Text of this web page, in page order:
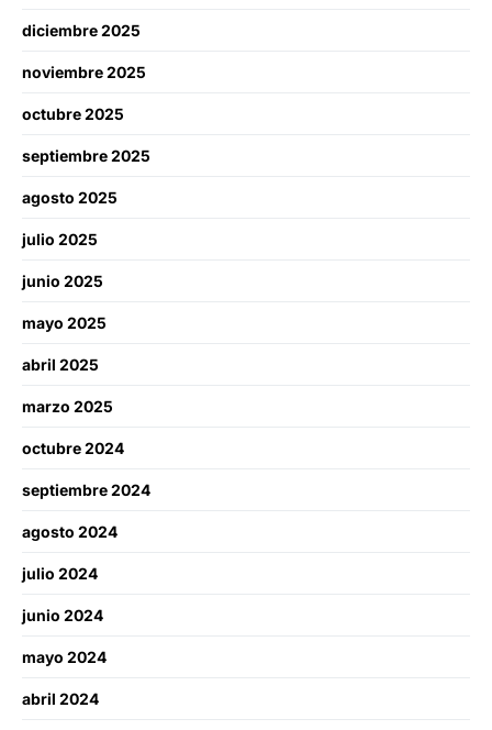
diciembre 2025
noviembre 2025
octubre 2025
septiembre 2025
agosto 2025
julio 2025
junio 2025
mayo 2025
abril 2025
marzo 2025
octubre 2024
septiembre 2024
agosto 2024
julio 2024
junio 2024
mayo 2024
abril 2024